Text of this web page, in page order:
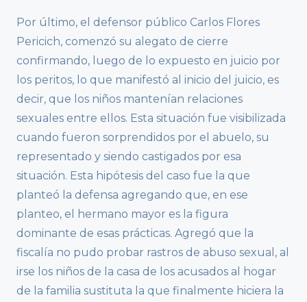
Por último, el defensor público Carlos Flores
Pericich, comenzó su alegato de cierre
confirmando, luego de lo expuesto en juicio por
los peritos, lo que manifestó al inicio del juicio, es
decir, que los niños mantenían relaciones
sexuales entre ellos. Esta situación fue visibilizada
cuando fueron sorprendidos por el abuelo, su
representado y siendo castigados por esa
situación. Esta hipótesis del caso fue la que
planteó la defensa agregando que, en ese
planteo, el hermano mayor es la figura
dominante de esas prácticas. Agregó que la
fiscalía no pudo probar rastros de abuso sexual, al
irse los niños de la casa de los acusados al hogar
de la familia sustituta la que finalmente hiciera la